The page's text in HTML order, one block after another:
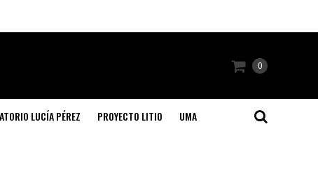
0
LUCÍA PÉREZ PROYECTO LITIO UMA